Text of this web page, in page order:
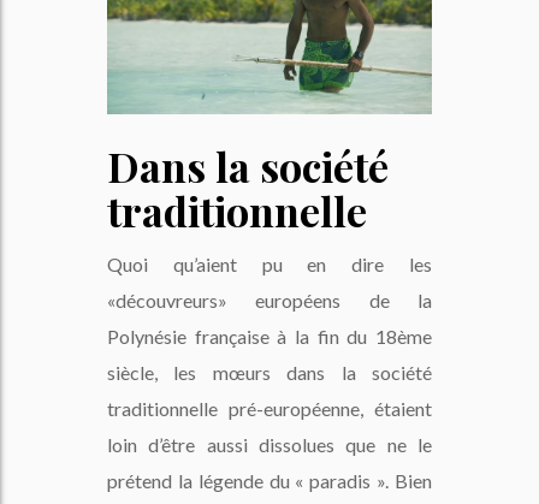
Dans la société
traditionnelle
Quoi qu’aient pu en dire les
«découvreurs» européens de la
Polynésie française à la fin du 18ème
siècle, les mœurs dans la société
traditionnelle pré-européenne, étaient
loin d’être aussi dissolues que ne le
prétend la légende du « paradis ». Bien